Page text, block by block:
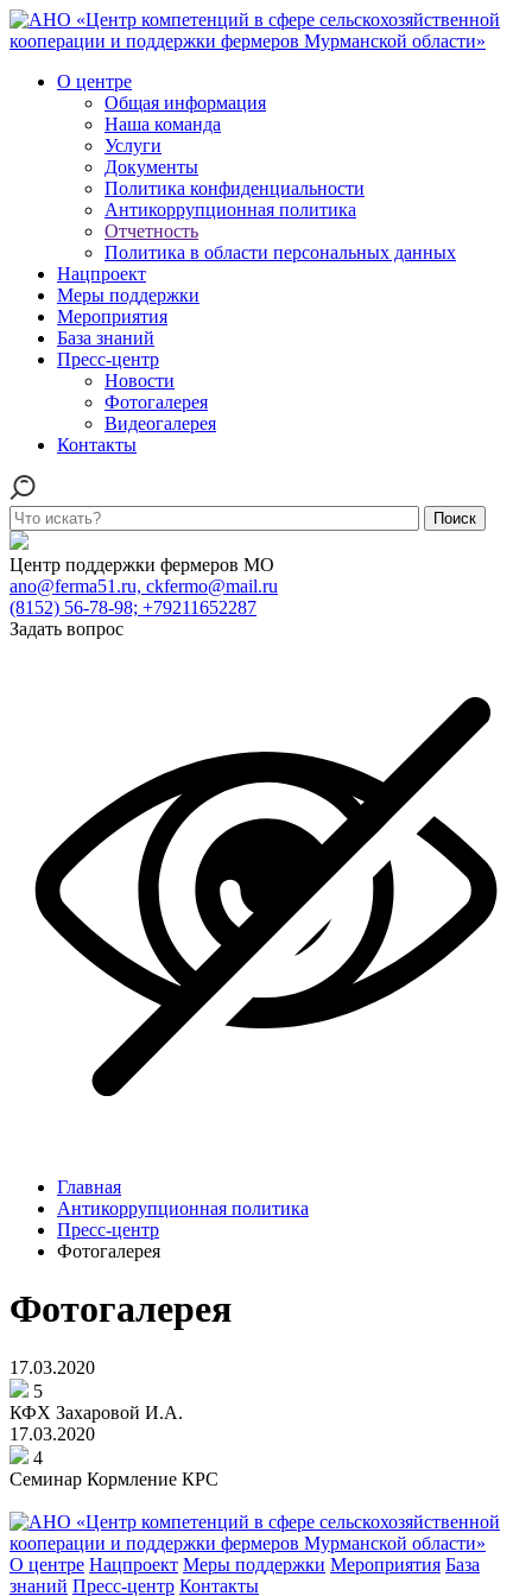
О центре
Общая информация
Наша команда
Услуги
Документы
Политика конфиденциальности
Антикоррупционная политика
Отчетность
Политика в области персональных данных
Нацпроект
Меры поддержки
Мероприятия
База знаний
Пресс-центр
Новости
Фотогалерея
Видеогалерея
Контакты
Поиск
Центр поддержки фермеров МО
ano@ferma51.ru, ckfermo@mail.ru
(8152) 56-78-98; +79211652287
Задать вопрос
Главная
Антикоррупционная политика
Пресс-центр
Фотогалерея
Фотогалерея
17.03.2020
5
КФХ Захаровой И.А.
17.03.2020
4
Семинар Кормление КРС
О центре Нацпроект Меры поддержки Мероприятия База
знаний Пресс-центр Контакты